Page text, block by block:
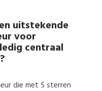
uitstekende
voor
centraal
?
die met 5 sterren